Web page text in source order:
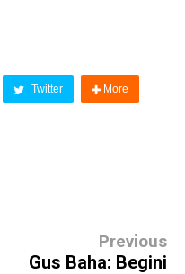
Twitter More
Previous
Gus Baha: Begini